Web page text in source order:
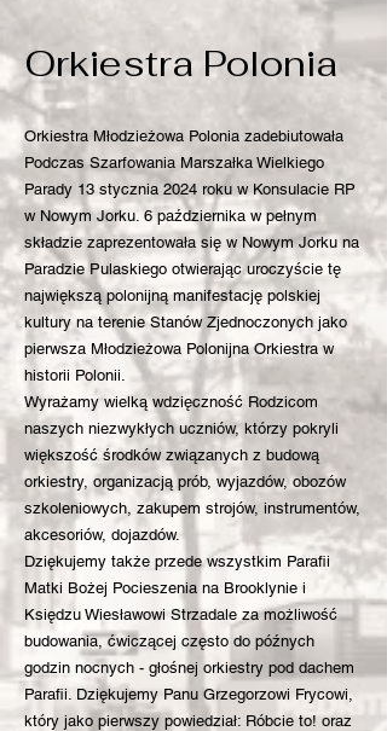
Orkiestra Polonia
Orkiestra Młodzieżowa Polonia zadebiutowała
Podczas Szarfowania Marszałka Wielkiego
Parady 13 stycznia 2024 roku w Konsulacie RP
w Nowym Jorku. 6 października w pełnym
składzie zaprezentowała się w Nowym Jorku na
Paradzie Pulaskiego otwierając uroczyście tę
największą polonijną manifestację polskiej
kultury na terenie Stanów Zjednoczonych jako
pierwsza Młodzieżowa Polonijna Orkiestra w
historii Polonii.
Wyrażamy wielką wdzięczność Rodzicom
naszych niezwykłych uczniów, którzy pokryli
większość środków związanych z budową
orkiestry, organizacją prób, wyjazdów, obozów
szkoleniowych, zakupem strojów, instrumentów,
akcesoriów, dojazdów.
Dziękujemy także przede wszystkim Parafii
Matki Bożej Pocieszenia na Brooklynie i
Księdzu Wiesławowi Strzadale za możliwość
budowania, ćwiczącej często do późnych
godzin nocnych - głośnej orkiestry pod dachem
Parafii. Dziękujemy Panu Grzegorzowi Frycowi,
który jako pierwszy powiedział: Róbcie to! oraz